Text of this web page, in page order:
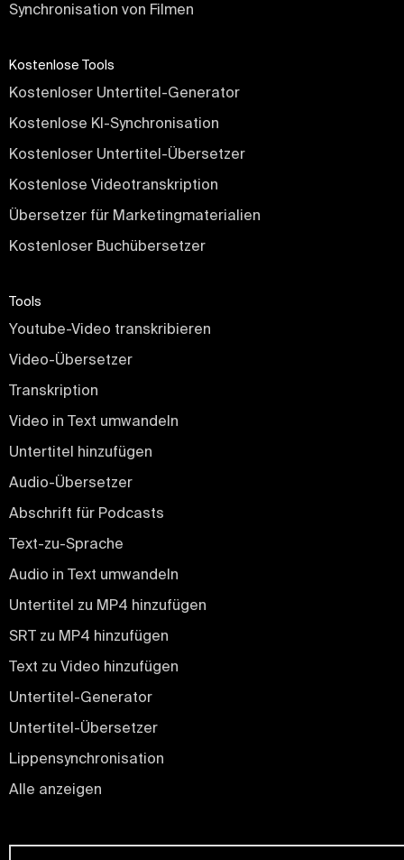
Synchronisation von Filmen
Kostenlose Tools
Kostenloser Untertitel-Generator
Kostenlose KI-Synchronisation
Kostenloser Untertitel-Übersetzer
Kostenlose Videotranskription
Übersetzer für Marketingmaterialien
Kostenloser Buchübersetzer
Tools
Youtube-Video transkribieren
Video-Übersetzer
Transkription
Video in Text umwandeln
Untertitel hinzufügen
Audio-Übersetzer
Abschrift für Podcasts
Text-zu-Sprache
Audio in Text umwandeln
Untertitel zu MP4 hinzufügen
SRT zu MP4 hinzufügen
Text zu Video hinzufügen
Untertitel-Generator
Untertitel-Übersetzer
Lippensynchronisation
Alle anzeigen